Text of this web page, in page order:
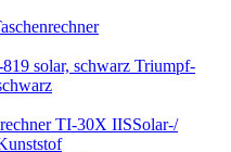
Triumpf-